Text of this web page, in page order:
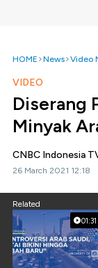
HOME News Video
VIDEO
Diserang
Minyak
CNBC Indonesia
26 March 2021 12:18
Related
01:31